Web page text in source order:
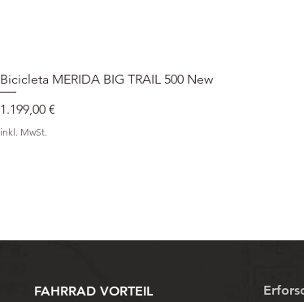
Bicicleta MERIDA BIG TRAIL 500 New
Preis
1.199,00 €
inkl. MwSt.
FAHRRAD VORTEIL